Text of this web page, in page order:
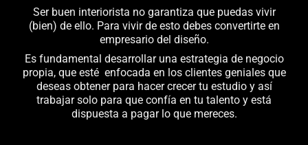
Ser buen interiorista no garantiza que puedas vivir
(bien) de ello. Para vivir de esto debes convertirte en
empresario del diseño.
Es fundamental desarrollar una estrategia de negocio
propia, que esté enfocada en los clientes geniales que
deseas obtener para hacer crecer tu estudio y así
trabajar solo para que confía en tu talento y está
dispuesta a pagar lo que mereces.